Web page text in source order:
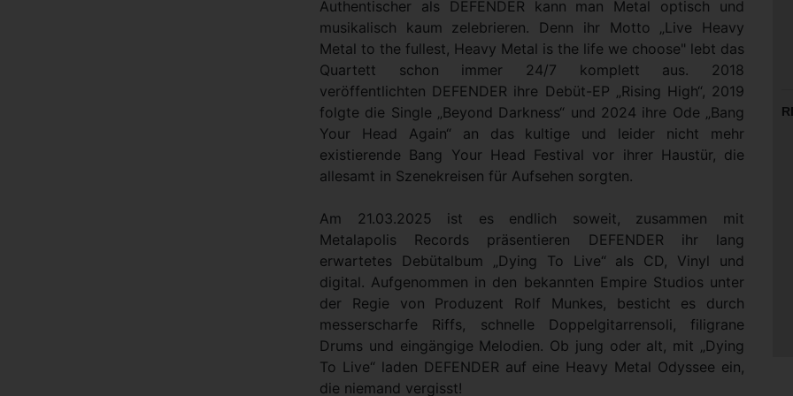
Authentischer als DEFENDER kann man Metal optisch und
musikalisch kaum zelebrieren. Denn ihr Motto „Live Heavy
Metal to the fullest, Heavy Metal is the life we choose" lebt das
Quartett schon immer 24/7 komplett aus. 2018
veröffentlichten DEFENDER ihre Debüt-EP „Rising High“, 2019
folgte die Single „Beyond Darkness“ und 2024 ihre Ode „Bang
Your Head Again“ an das kultige und leider nicht mehr
existierende Bang Your Head Festival vor ihrer Haustür, die
allesamt in Szenekreisen für Aufsehen sorgten.
Am 21.03.2025 ist es endlich soweit, zusammen mit
Metalapolis Records präsentieren DEFENDER ihr lang
erwartetes Debütalbum „Dying To Live“ als CD, Vinyl und
digital. Aufgenommen in den bekannten Empire Studios unter
der Regie von Produzent Rolf Munkes, besticht es durch
messerscharfe Riffs, schnelle Doppelgitarrensoli, filigrane
Drums und eingängige Melodien. Ob jung oder alt, mit „Dying
To Live“ laden DEFENDER auf eine Heavy Metal Odyssee ein,
die niemand vergisst!